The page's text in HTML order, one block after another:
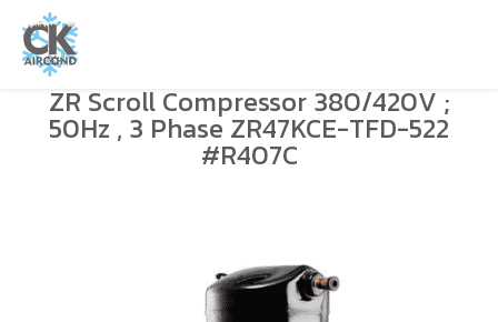
ZR Scroll Compressor 380/420V ;
50Hz , 3 Phase ZR47KCE-TFD-522
#R407C